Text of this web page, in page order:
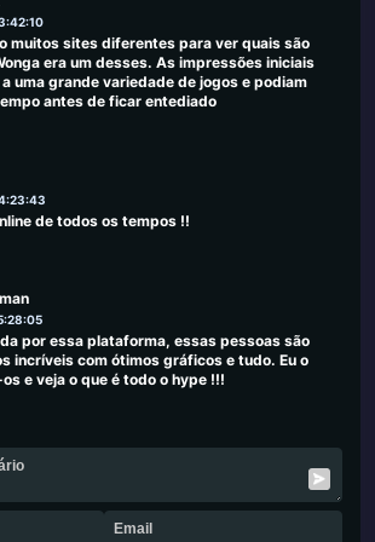
muitos sites diferentes para ver quais são
era um desses. As impressões iniciais
uma grande variedade de jogos e podiam
antes de ficar entediado
de todos os tempos !!
por essa plataforma, essas pessoas são
incríveis com ótimos gráficos e tudo. Eu o
e veja o que é todo o hype !!!